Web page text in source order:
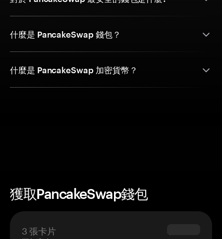
什麼是 PancakeSwap 錢包？
什麼是 PancakeSwap 加密貨幣？
獲取PancakeSwap錢包
3 張卡片 $69.90